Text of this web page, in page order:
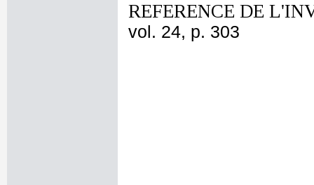
REFERENCE DE
vol. 24, p. 303